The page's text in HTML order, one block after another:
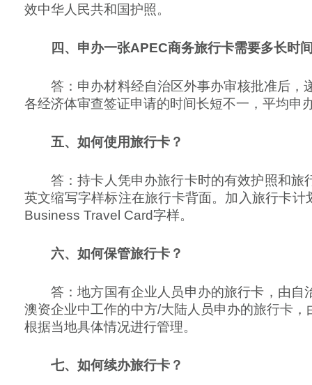
效中华人民共和国护照。
四、申办一张APEC商务旅行卡需要多长时
答：申办材料经自治区外事办审核批准后
各经济体审查签证申请的时间长短不一，平均申
五、如何使用旅行卡？
答：持卡人凭申办旅行卡时的有效护照和
英文缩写字样标注在旅行卡背面。加入旅行卡
Business Travel Card字样。
六、如何保管旅行卡？
答：地方国有企业人员申办的旅行卡，由
澳资企业中工作的中方/大陆人员申办的旅行卡
根据当地具体情况进行管理。
七、如何续办旅行卡？